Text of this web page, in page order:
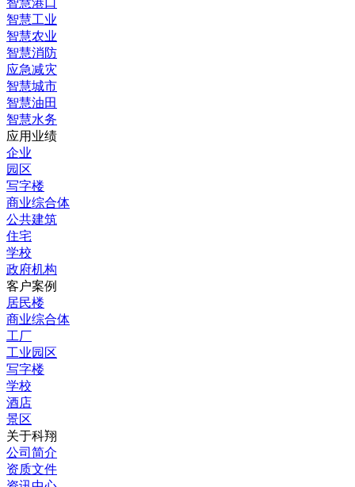
智慧港口
智慧工业
智慧农业
智慧消防
应急减灾
智慧城市
智慧油田
智慧水务
应用业绩
企业
园区
写字楼
商业综合体
公共建筑
住宅
学校
政府机构
客户案例
居民楼
商业综合体
工厂
工业园区
写字楼
学校
酒店
景区
关于科翔
公司简介
资质文件